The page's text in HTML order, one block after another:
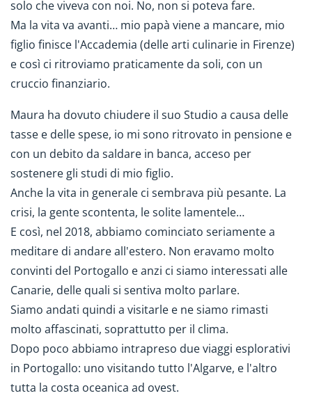
solo che viveva con noi. No, non si poteva fare.
Ma la vita va avanti… mio papà viene a mancare, mio
figlio finisce l'Accademia (delle arti culinarie in Firenze)
e così ci ritroviamo praticamente da soli, con un
cruccio finanziario.
Maura ha dovuto chiudere il suo Studio a causa delle
tasse e delle spese, io mi sono ritrovato in pensione e
con un debito da saldare in banca, acceso per
sostenere gli studi di mio figlio.
Anche la vita in generale ci sembrava più pesante. La
crisi, la gente scontenta, le solite lamentele…
E così, nel 2018, abbiamo cominciato seriamente a
meditare di andare all'estero. Non eravamo molto
convinti del Portogallo e anzi ci siamo interessati alle
Canarie, delle quali si sentiva molto parlare.
Siamo andati quindi a visitarle e ne siamo rimasti
molto affascinati, soprattutto per il clima.
Dopo poco abbiamo intrapreso due viaggi esplorativi
in Portogallo: uno visitando tutto l'Algarve, e l'altro
tutta la costa oceanica ad ovest.